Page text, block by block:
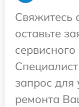
Свяжитесь
оставьте
запрос для
ремонта